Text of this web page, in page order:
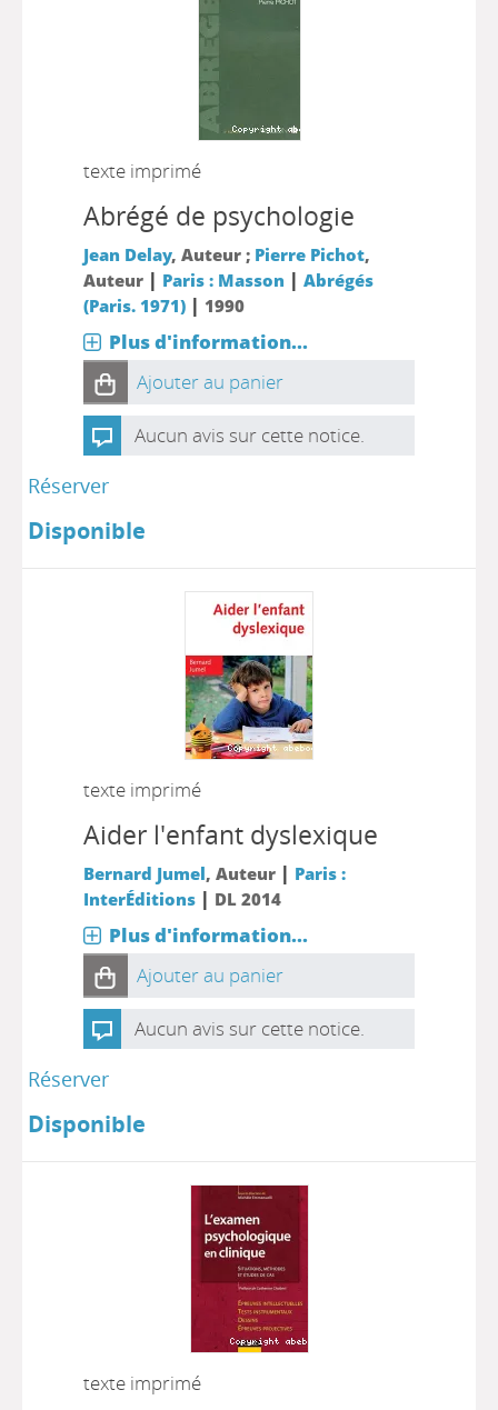
texte imprimé
Abrégé de psychologie
Jean Delay, Auteur ; Pierre Pichot,
Auteur | Paris : Masson | Abrégés
(Paris. 1971)| 1990
Plus d'information...
Ajouter au panier
Aucun avis sur cette notice.
Réserver
Disponible
texte imprimé
Aider l'enfant dyslexique
Bernard Jumel, Auteur | Paris :
InterÉditions| DL 2014
Plus d'information...
Ajouter au panier
Aucun avis sur cette notice.
Réserver
Disponible
texte imprimé